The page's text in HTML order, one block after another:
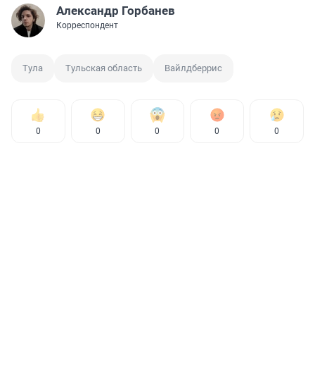
Александр Горбанев
Корреспондент
Тула Тульская область Вайлдберрис
0 0 0 0 0